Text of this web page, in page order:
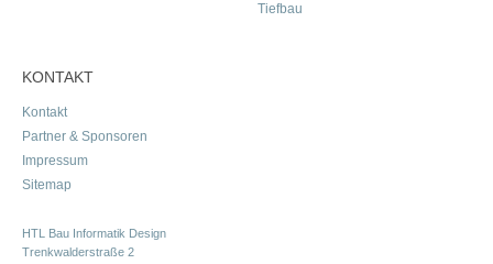
Tiefbau
KONTAKT
Kontakt
Partner & Sponsoren
Impressum
Sitemap
HTL Bau Informatik Design
Trenkwalderstraße 2